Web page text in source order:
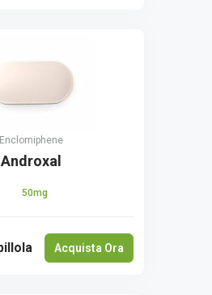
Enclomiphene
Androxal
50mg
Acquista Ora